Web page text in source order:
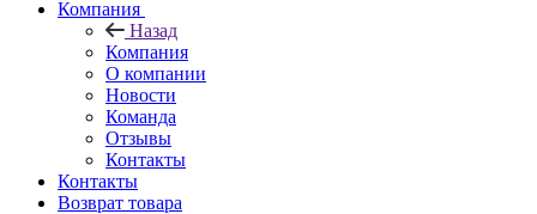
Компания
Назад
Компания
О компании
Новости
Команда
Отзывы
Контакты
Контакты
Возврат товара